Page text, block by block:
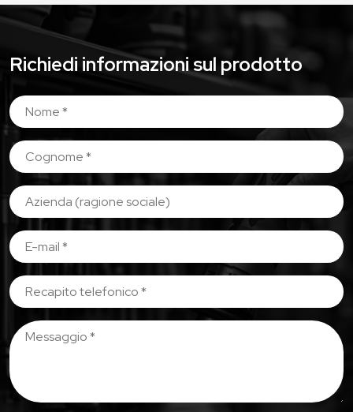
Richiedi informazioni sul prodotto